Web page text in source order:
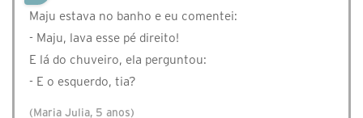
Maju estava no banho e eu comentei:
- Maju, lava esse pé direito!
E lá do chuveiro, ela perguntou:
- E o esquerdo, tia?
(Maria Julia, 5 anos)